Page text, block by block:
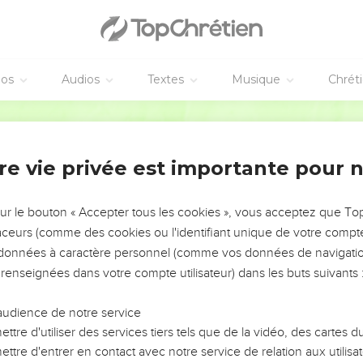
Audios Textes Musique
protégé par la loi (Exode 22.21;Deutéronome 24.17),
droits que l'Israélite, qui pouvait ainsi profiter de sa supériorité
pu sauver le peuple ; c'est qu'il se trouvât dans son sein
lui et qui fissent en quelque sorte de leur personneune
se précipiter le jugement. Ces intercesseurs, sortis
demandés; il n'a reçu aucune réponse. Mais, dira-t-on,
ne parle pas ici de ses représentants, les prophètes. C'était
s'élever le cri de supplication ; et précisément parce
avait interdit aux prophètes d'intercéder encore pour ce
pas: allusion àGenèse 18.28
vie privée est importante pour
le bouton « Accepter tous les cookies », vous acceptez que
(comme des cookies ou l'identifiant unique de votre
à caractère personnel (comme vos données de
dans votre compte utilisateur) dans les buts suivants :
de notre service
d'utiliser des services tiers tels que de la vidéo, des cartes
d'entrer en contact avec notre service de relation aux